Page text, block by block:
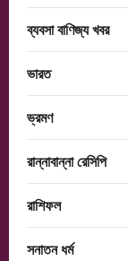
ব্যবসা বাণিজ্য খবর
ভারত
ভ্রমণ
রান্নাবান্না রেসিপি
রাশিফল
সনাতন ধর্ম